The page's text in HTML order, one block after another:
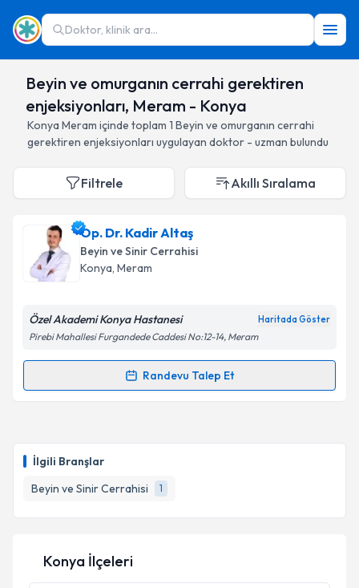
Doktor, klinik ara...
Beyin ve omurganın cerrahi gerektiren
enjeksiyonları, Meram - Konya
Konya Meram içinde toplam 1 Beyin ve omurganın cerrahi
gerektiren enjeksiyonları uygulayan doktor - uzman bulundu
İlgili Branşlar
Beyin ve Sinir Cerrahisi
1
Filtrele Akıllı Sıralama
Op. Dr. Kadir Altaş
Beyin ve Sinir Cerrahisi
Konya, Meram
Özel Akademi Konya Hastanesi Haritada Göster
Pirebi Mahallesi Furgandede Caddesi No:12-14, Meram
Randevu Talep Et
Randevu Takvimi Talebi
takvim hazırlandığında e-posta ile bilgilendireceğiz.
Kişisel verilerimin işlenmesine ilişkinAydınlatma
Konya İlçeleri